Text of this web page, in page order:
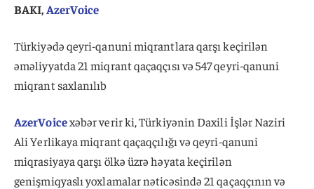
BAKI, AzerVoice
Türkiyədə qeyri-qanuni miqrantlara qarşı keçirilən
əməliyyatda 21 miqrant qaçaqçısı və 547 qeyri-qanuni
miqrant saxlanılıb
AzerVoicexəbər verir ki, Türkiyənin Daxili İşlər Naziri
Ali Yerlikaya miqrant qaçaqçılığı və qeyri-qanuni
miqrasiyaya qarşı ölkə üzrə həyata keçirilən
genişmiqyaslı yoxlamalar nəticəsində 21 qaçaqçının və